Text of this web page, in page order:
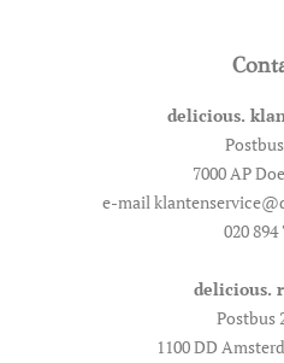
delicious.
7000 AP
e-mail
020 894
delicious.
Postbus
1100 DD